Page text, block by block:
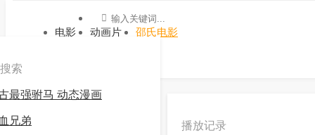
电影 动画片 邵氏电影
播放记录
索
最强驸马 动态漫画
兄弟